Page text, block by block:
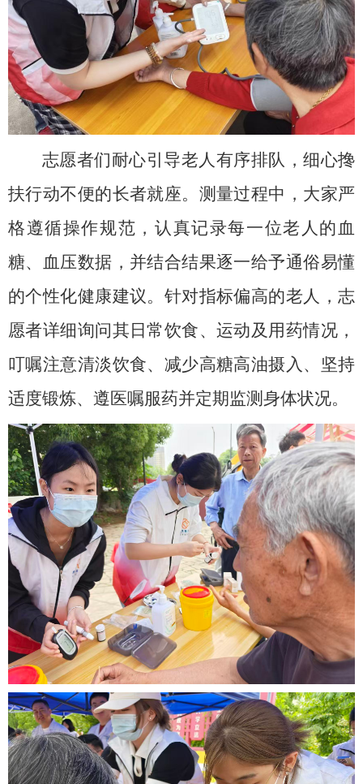
志愿者们耐心引导老人有序排队，细心搀
扶行动不便的长者就座。测量过程中，大家严
格遵循操作规范，认真记录每一位老人的血
糖、血压数据，并结合结果逐一给予通俗易懂
的个性化健康建议。针对指标偏高的老人，志
愿者详细询问其日常饮食、运动及用药情况，
叮嘱注意清淡饮食、减少高糖高油摄入、坚持
适度锻炼、遵医嘱服药并定期监测身体状况。